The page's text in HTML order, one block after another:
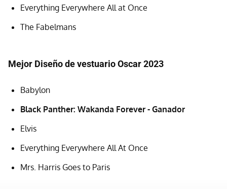
Everything Everywhere All at Once
The Fabelmans
Mejor Diseño de vestuario Oscar 2023
Babylon
Black Panther: Wakanda Forever - Ganador
Elvis
Everything Everywhere All At Once
Mrs. Harris Goes to Paris